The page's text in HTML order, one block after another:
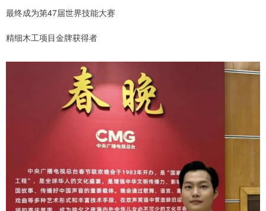
最终成为第47届世界技能大赛
精细木工项目金牌获得者